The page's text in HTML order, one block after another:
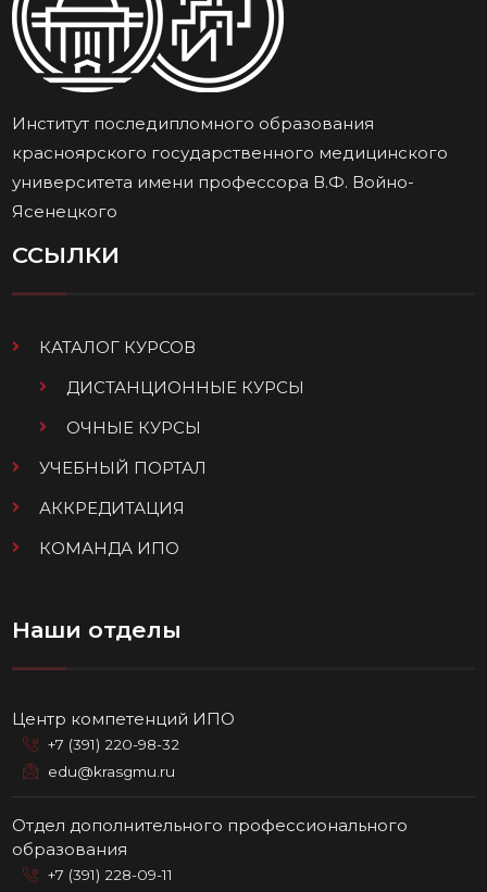
Институт последипломного образования
красноярского государственного медицинского
университета имени профессора В.Ф. Войно-
Ясенецкого
ССЫЛКИ
КАТАЛОГ КУРСОВ
ДИСТАНЦИОННЫЕ КУРСЫ
ОЧНЫЕ КУРСЫ
УЧЕБНЫЙ ПОРТАЛ
АККРЕДИТАЦИЯ
КОМАНДА ИПО
Наши отделы
Центр компетенций ИПО
+7 (391) 220-98-32
edu@krasgmu.ru
Отдел дополнительного профессионального
образования
+7 (391) 228-09-11